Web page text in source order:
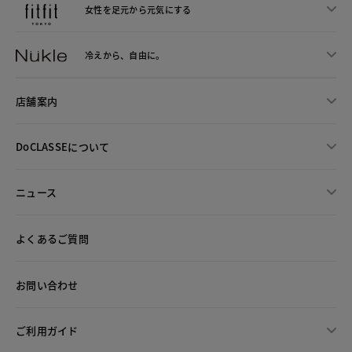
女性を足元から元気にする
冷えから、 自由に。
店舗案内
DoCLASSEについて
ニュース
よくあるご質問
お問い合わせ
ご利用ガイド